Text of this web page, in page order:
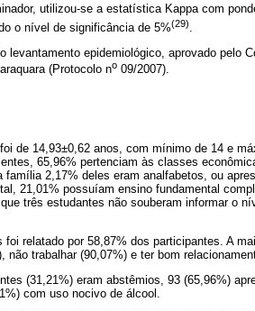
utilizou-se a estatística Kappa com
o nível de significância de 5%(29)
levantamento epidemiológico, aprovado pelo
(Protocolo no 09/2007).
de 14,93±0,62 anos, com mínimo de 14 e
65,96% pertenciam às classes
2,17% deles eram analfabetos, ou
21,01% possuíam ensino fundamental
três estudantes não souberam informar o
relatado por 58,87% dos participantes. A
trabalhar (90,07%) e ter bom
(31,21%) eram abstêmios, 93 (65,96%)
com uso nocivo de álcool.